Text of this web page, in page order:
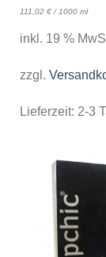
111,02 €/ 1000 ml
inkl. 19 %
zzgl.
Lieferzeit: 2-3